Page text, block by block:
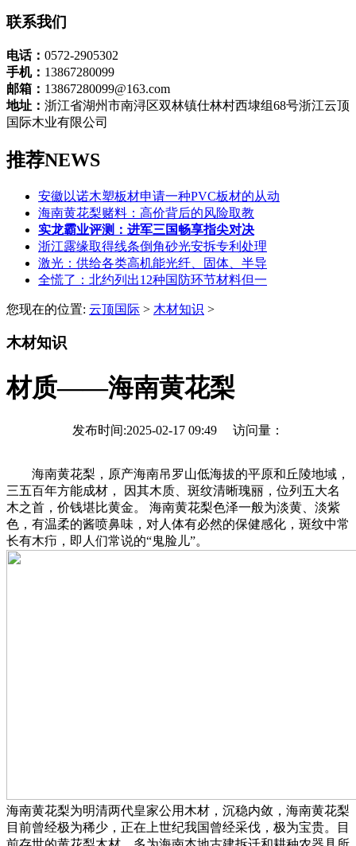
联系我们
电话： 0572-2905302
手机： 13867280099
邮箱： 13867280099@163.com
地址： 浙江省湖州市南浔区双林镇仕林村西埭组68号浙江云顶
国际木业有限公司
推荐NEWS
安徽以诺木塑板材申请一种PVC板材的从动
海南黄花梨赌料：高价背后的风险取教
实龙霸业评测：进军三国畅享指尖对决
浙江露缘取得线条倒角砂光安拆专利处理
激光：供给各类高机能光纤、固体、半导
全慌了：北约列出12种国防环节材料但一
您现在的位置: 云顶国际 > 木材知识 >
木材知识
材质——海南黄花梨
发布时间:2025-02-17 09:49 访问量：
海南黄花梨，原产海南吊罗山低海拔的平原和丘陵地域，
三五百年方能成材， 因其木质、斑纹清晰瑰丽，位列五大名
木之首，价钱堪比黄金。 海南黄花梨色泽一般为淡黄、淡紫
色，有温柔的酱喷鼻味，对人体有必然的保健感化，斑纹中常
长有木疖，即人们常说的“鬼脸儿”。
海南黄花梨为明清两代皇家公用木材，沉稳内敛，海南黄花梨
目前曾经极为稀少，正在上世纪我国曾经采伐，极为宝贵。目